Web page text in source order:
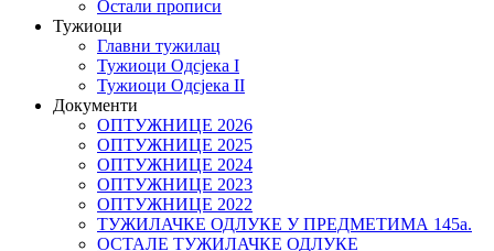
Остали прописи
Тужиоци
Главни тужилац
Тужиоци Oдсјекa I
Тужиоци Oдсјекa II
Документи
ОПТУЖНИЦЕ 2026
ОПТУЖНИЦЕ 2025
ОПТУЖНИЦЕ 2024
ОПТУЖНИЦЕ 2023
ОПТУЖНИЦЕ 2022
ТУЖИЛАЧКЕ ОДЛУКЕ У ПРЕДМЕТИМА 145а.
ОСТАЛЕ ТУЖИЛАЧКЕ ОДЛУКЕ